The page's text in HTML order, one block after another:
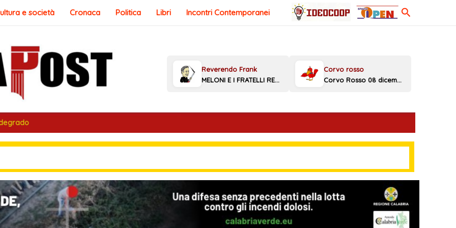
e società Cronaca Politica Libri Incontri Contemporanei Cerca
MELONI E I FRATELLI REGGINI Corvo Rosso 08 dicembre 2025